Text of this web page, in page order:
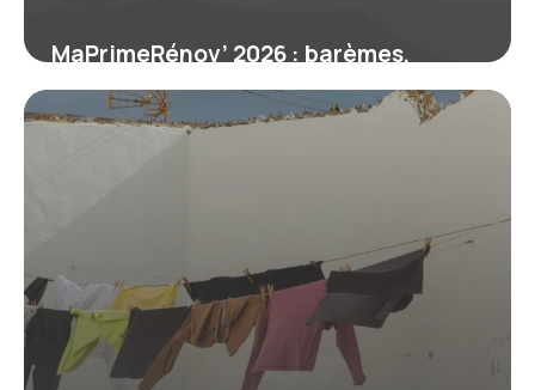
MaPrimeRénov’ 2026 : barèmes,
conditions et nouveautés de la
rénovation énergétique